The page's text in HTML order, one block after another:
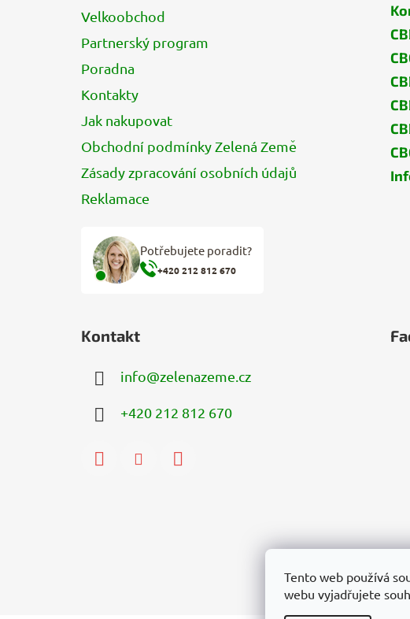
Tento web používá
webu vyjadřujete
Velkoobchod
Partnerský program
Poradna
Kontakty
Jak nakupovat
Obchodní podmínky Zelená Země
Zásady zpracování osobních údajů
Reklamace
Potřebujete poradit?
+420 212 812 670
Kontakt
info@zelenazeme.cz
+420 212 812 670